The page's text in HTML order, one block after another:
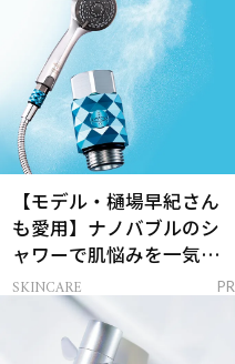
【モデル・樋場早紀さん
も愛用】ナノバブルのシ
ャワーで肌悩みを一気に
解決
SKINCARE PR